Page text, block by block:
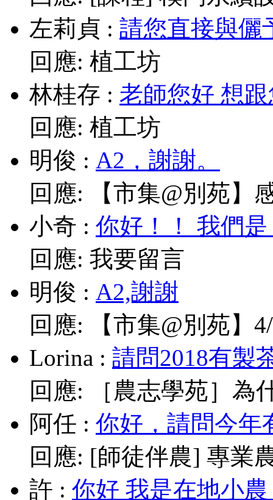
左莉貞 : 請您直接與儷
回應: 植工坊
林桂存 : 老師您好 想
回應: 植工坊
明俊 : A2，謝謝。
回應:
【市集@別苑】
小奇 : 你好！！ 我們
回應: 我要留言
明俊 : A2,謝謝
回應:
【市集@別苑】
Lorina : 請問2018有製
回應:
［農志學苑］為
阿任 : 你好，請問今年
回應: [師徒伴農] 專業
許 : 你好 我是在地小